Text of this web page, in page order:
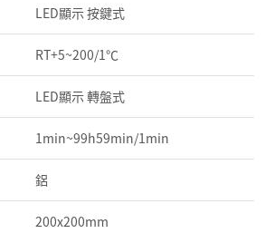
LED顯示 按鍵式
RT+5~200/1℃
LED顯示 轉盤式
1min~99h59min/1min
鋁
200x200mm